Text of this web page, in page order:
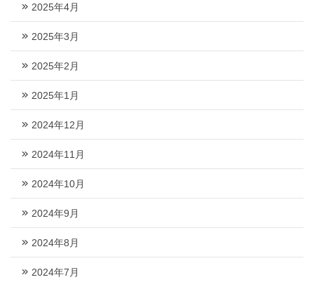
2025年4月
2025年3月
2025年2月
2025年1月
2024年12月
2024年11月
2024年10月
2024年9月
2024年8月
2024年7月